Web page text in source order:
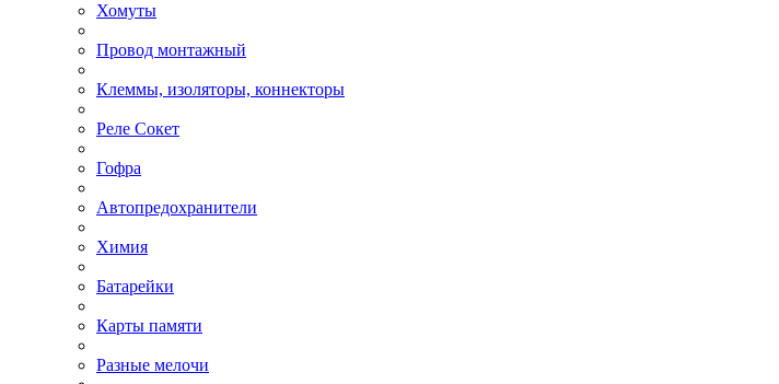
Хомуты
Провод монтажный
Клеммы, изоляторы, коннекторы
Реле Сокет
Гофра
Автопредохранители
Химия
Батарейки
Карты памяти
Разные мелочи